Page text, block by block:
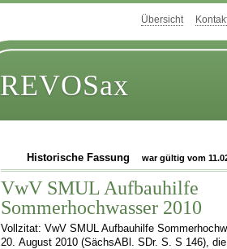
Übersicht
REVOSax
Historische Fassung war gültig vom
VwV SMUL Aufbauhilfe
Sommerhochwasser 2010
Vollzitat: VwV SMUL Aufbauhilfe
20. August 2010 (SächsABl. SDr. S. S 146),